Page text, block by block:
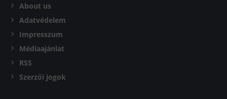
About us
Adatvédelem
Impresszum
Médiaajánlat
RSS
Szerzői jogok